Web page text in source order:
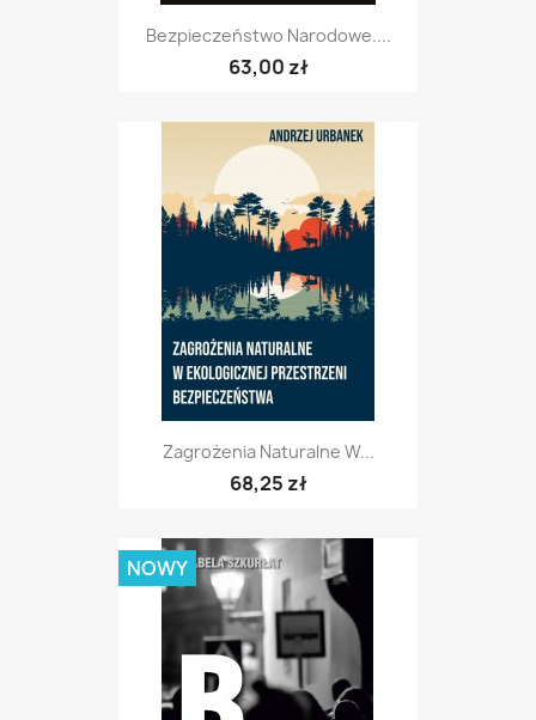
Bezpieczeństwo Narodowe....
63,00 zł
Zagrożenia Naturalne W...
68,25 zł
NOWY